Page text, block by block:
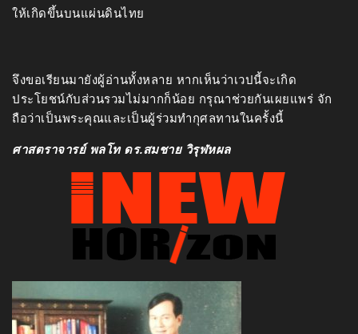
ให้เกิดขึ้นบนแผ่นดินไทย
จึงขอเรียนมายังผู้อ่านทั้งหลาย หากเห็นว่าเวปนี้จะเกิด
ประโยชน์กับส่วนรวมไม่มากก็น้อย กรุณาช่วยกันเผยแพร่ จัก
ถือว่าเป็นพระคุณและเป็นผู้ร่วมทำกุศลทานในครั้งนี้
ศาสตราจารย์ พลโท ดร.สมชาย วิรุฬหผล